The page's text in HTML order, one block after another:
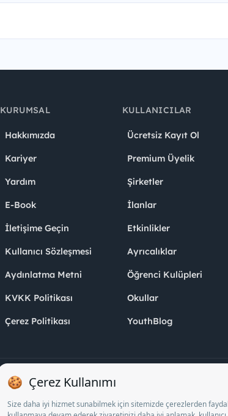
KURUMSAL
Hakkımızda
Kariyer
Yardım
E-Book
İletişime Geçin
Kullanıcı Sözleşmesi
Aydınlatma Metni
KVKK Politikası
Çerez Politikası
KULLANICILAR
Ücretsiz Kayıt Ol
Premium Üyelik
Şirketler
İlanlar
Etkinlikler
Ayrıcalıklar
Öğrenci Kulüpleri
Okullar
YouthBlog